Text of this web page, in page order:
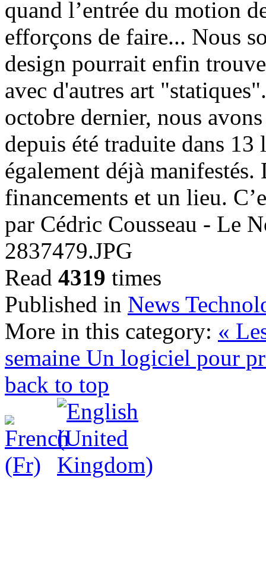
quand l’entrée du motion
efforçons de faire... Nous
design pourrait enfin
avec d'autres art
octobre dernier, nous
depuis été traduite dans 13
également déjà manifestés.
financements et un lieu.
par Cédric Cousseau - Le
2837479.JPG
Read 4319 times
Published in News
More in this category: «
semaine Un logiciel pour
back to top